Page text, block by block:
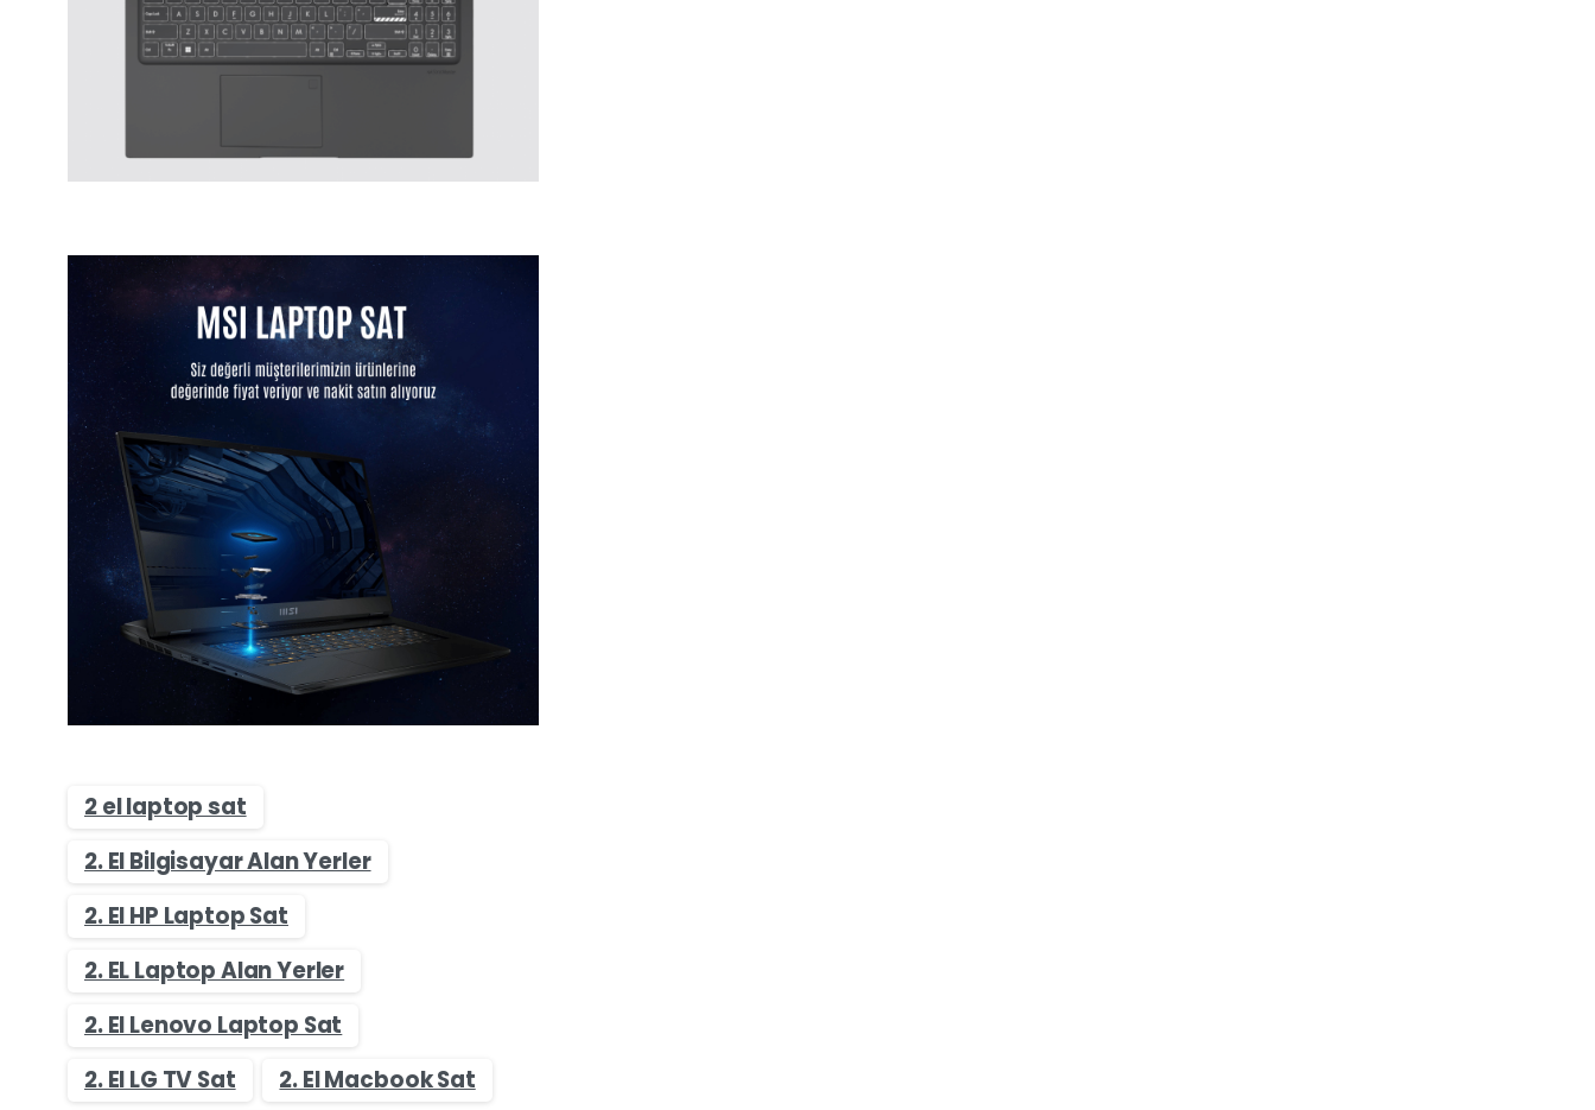
2 el laptop sat
2. El Bilgisayar Alan Yerler
2. El HP Laptop Sat
2. EL Laptop Alan Yerler
2. El Lenovo Laptop Sat
2. El LG TV Sat
2. El Macbook Sat